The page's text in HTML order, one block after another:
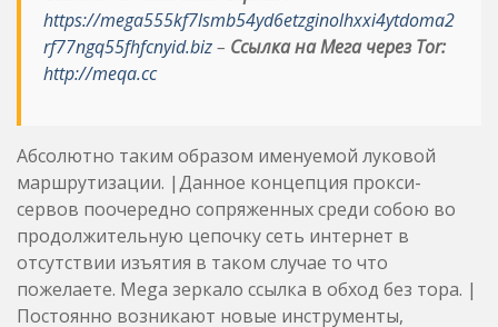
https://mega555kf7lsmb54yd6etzginolhxxi4ytdoma2
rf77ngq55fhfcnyid.biz– Ссылка на Мега через Tor:
http://meqa.cc
Абсолютно таким образом именуемой луковой
маршрутизации. |Данное концепция прокси-
сервов поочередно сопряженных среди собою во
продолжительную цепочку сеть интернет в
отсутствии изъятия в таком случае то что
пожелаете. Mega зеркало ссылка в обход без тора. |
Постоянно возникают новые инструменты,